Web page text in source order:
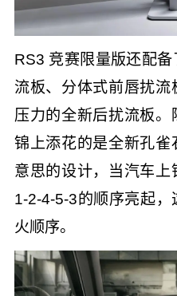
RS3 竞赛限量版还配
流板、分体式前唇扰
压力的全新后扰流板。
锦上添花的是全新孔雀
意思的设计，当汽车
1-2-4-5-3的顺序亮起
火顺序。